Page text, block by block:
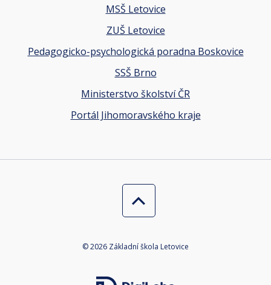
MSŠ Letovice
ZUŠ Letovice
Pedagogicko-psychologická poradna Boskovice
SSŠ Brno
Ministerstvo školství ČR
Portál Jihomoravského kraje
© 2026 Základní škola Letovice